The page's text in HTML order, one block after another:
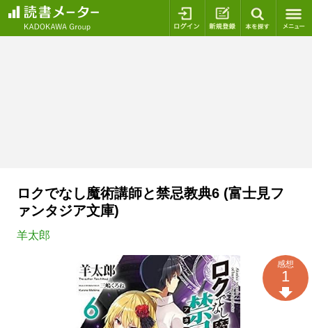
ログイン 新規登録
ロクでなし魔術講師と禁忌教典6 (富士見フ
ァンタジア文庫)
羊太郎
感想
1